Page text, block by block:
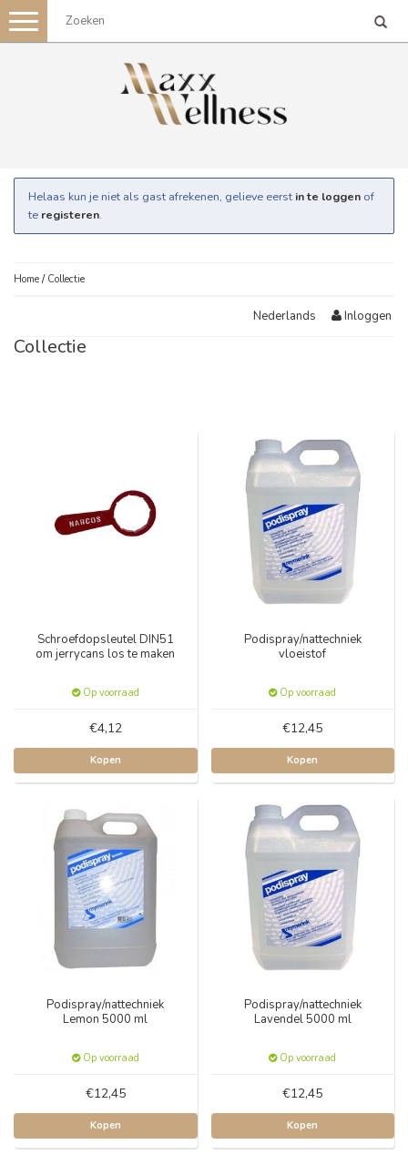
Toggle
navigation
Helaas kun je niet als gast afrekenen, gelieve eerst in te loggen of
te registeren.
Home / Collectie
Nederlands Inloggen
Collectie
Schroefdopsleutel DIN51
om jerrycans los te maken
Op voorraad
€4,12
Kopen
Podispray/nattechniek
vloeistof
Op voorraad
€12,45
Kopen
Podispray/nattechniek
Lemon 5000 ml
Op voorraad
€12,45
Kopen
Podispray/nattechniek
Lavendel 5000 ml
Op voorraad
€12,45
Kopen